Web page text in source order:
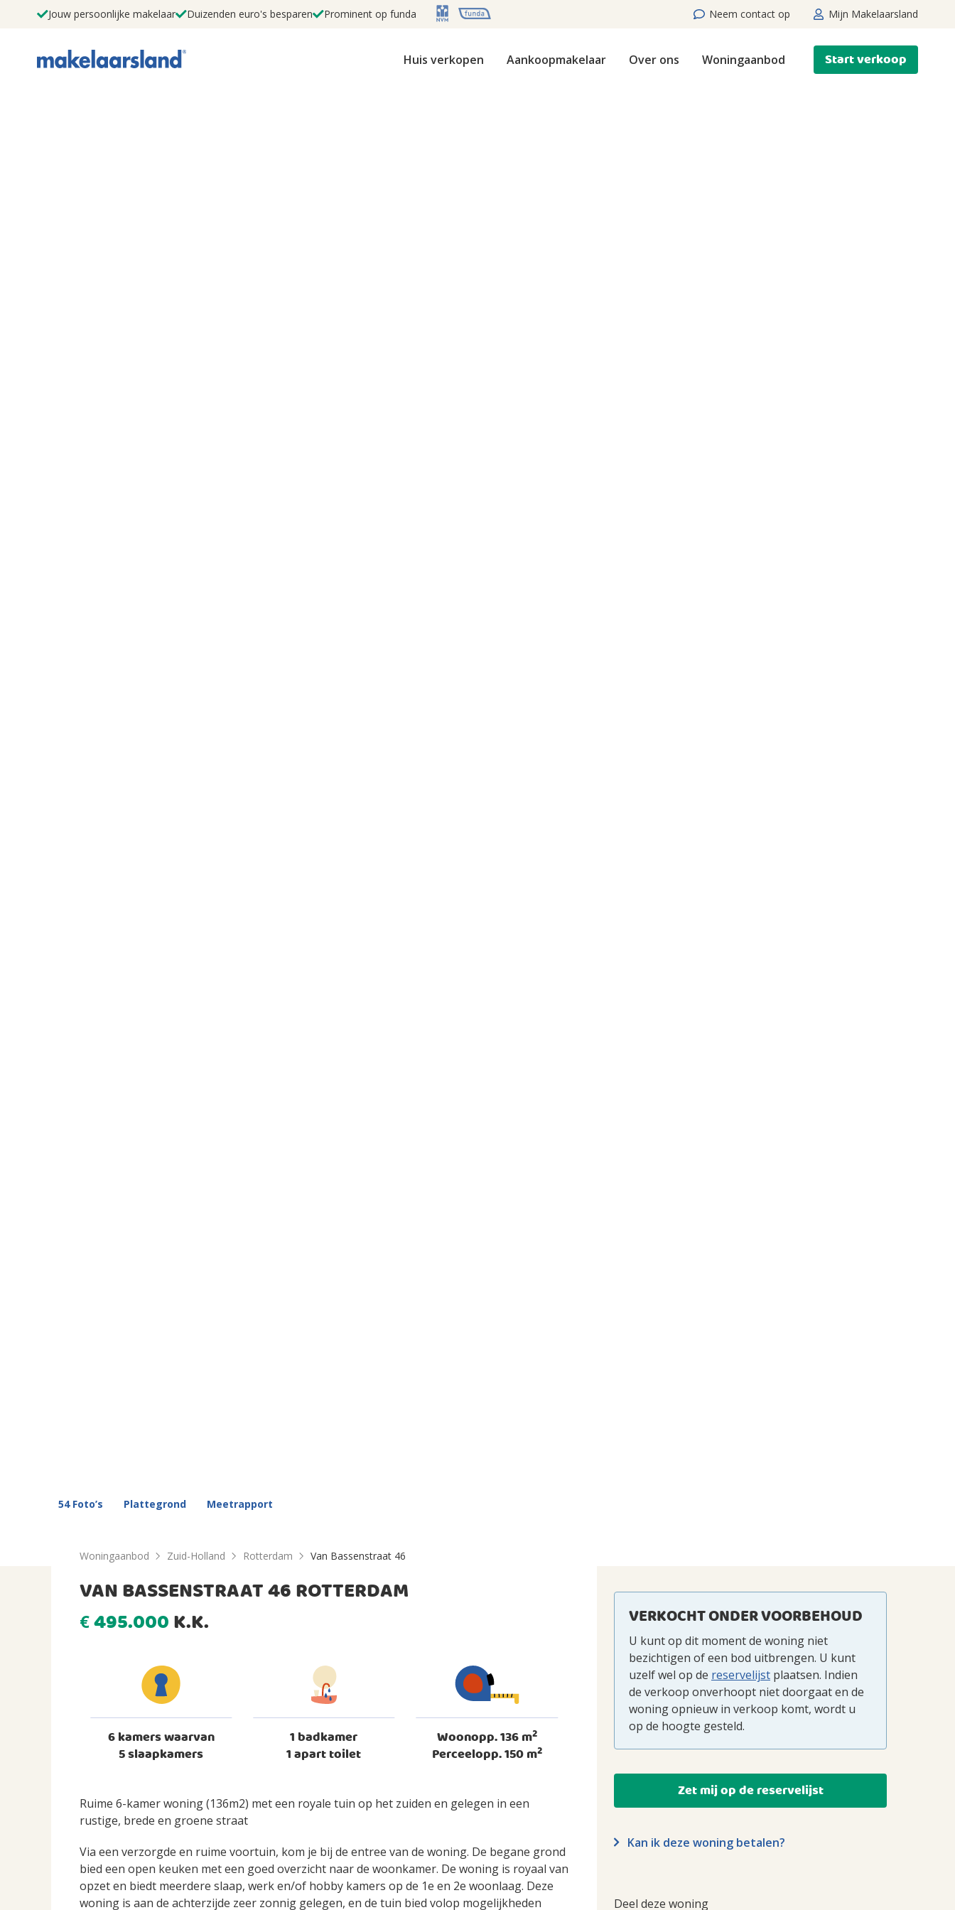
Jouw persoonlijke makelaar Duizenden euro's besparen Prominent op funda Neem contact op Mijn Makelaarsland
Huis verkopen Aankoopmakelaar Over ons Woningaanbod Start verkoop
54 Foto’s Plattegrond Meetrapport
Woningaanbod Zuid-Holland Rotterdam Van Bassenstraat 46
VAN BASSENSTRAAT 46 ROTTERDAM
€495.000K.K.
6 kamers waarvan
5 slaapkamers
1 badkamer
1 apart toilet
Woonopp. 136 m2
Perceelopp. 150 m2
Ruime 6-kamer woning (136m2) met een royale tuin op het zuiden en gelegen in een
rustige, brede en groene straat
Via een verzorgde en ruime voortuin, kom je bij de entree van de woning. De begane grond
bied een open keuken met een goed overzicht naar de woonkamer. De woning is royaal van
opzet en biedt meerdere slaap, werk en/of hobby kamers op de 1e en 2e woonlaag. Deze
woning is aan de achterzijde zeer zonnig gelegen, en de tuin bied volop mogelijkheden
VERKOCHT ONDER VOORBEHOUD
U kunt op dit moment de woning niet
bezichtigen of een bod uitbrengen. U kunt
uzelf wel op de reservelijst plaatsen. Indien
de verkoop onverhoopt niet doorgaat en de
woning opnieuw in verkoop komt, wordt u
op de hoogte gesteld.
Zet mij op de reservelijst
Kan ik deze woning betalen?
Deel deze woning